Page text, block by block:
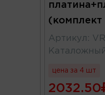
Артикул :
цена за 4 шт
2032.50